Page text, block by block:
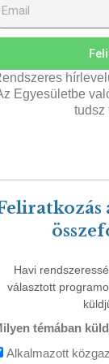
Egyesületbe
tudsz
Havi
választott
témában
Alkalmazott